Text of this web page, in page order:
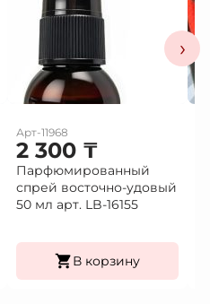
Арт-11968
2 300 ₸
Парфюмированный
спрей восточно-удовый
50 мл арт. LB-16155
В корзину
›